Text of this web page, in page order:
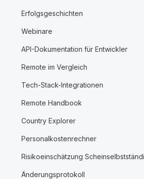
Erfolgsgeschichten
Webinare
API-Dokumentation für Entwickler
Remote im Vergleich
Tech-Stack-Integrationen
Remote Handbook
Country Explorer
Personalkostenrechner
Risikoeinschätzung
Änderungsprotokoll